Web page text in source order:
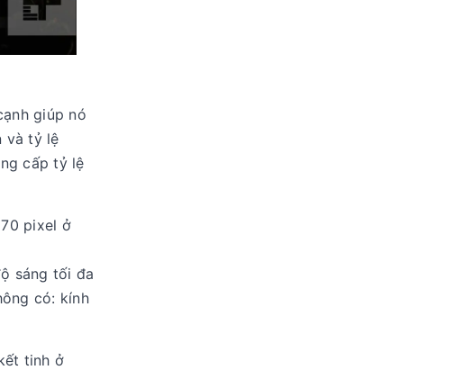
giúp nó
và tỷ lệ
cấp tỷ lệ
pixel ở
sáng tối đa
có: kính
tinh ở